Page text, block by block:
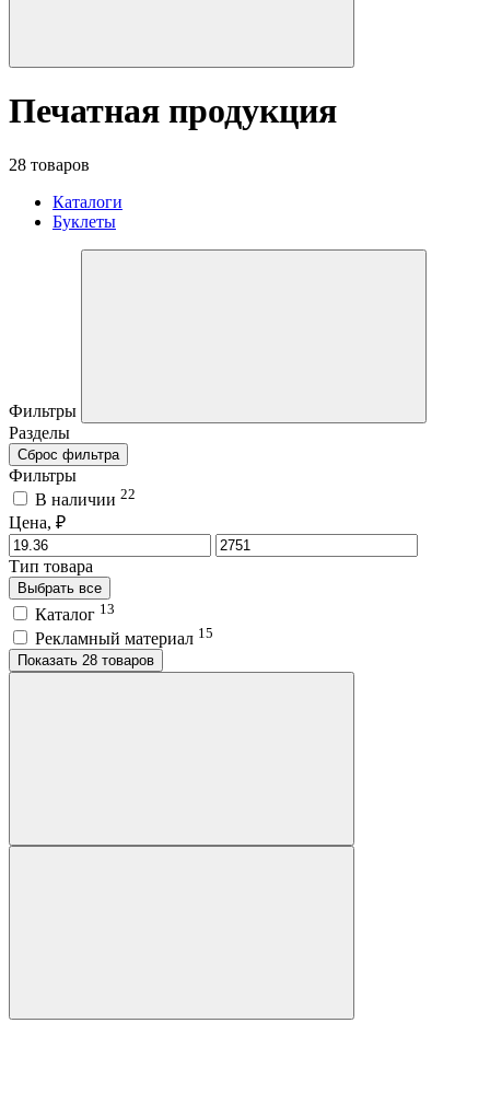
Печатная продукция
28 товаров
Каталоги
Буклеты
Фильтры
Разделы
Сброс фильтра
Фильтры
В наличии 22
Цена, ₽
Тип товара
Выбрать все
Каталог 13
Рекламный материал 15
Показать 28 товаров